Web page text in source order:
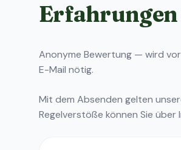
Anonyme Bewertung — wird
E-Mail nötig.
Mit dem Absenden gelten
Regelverstöße können Sie über